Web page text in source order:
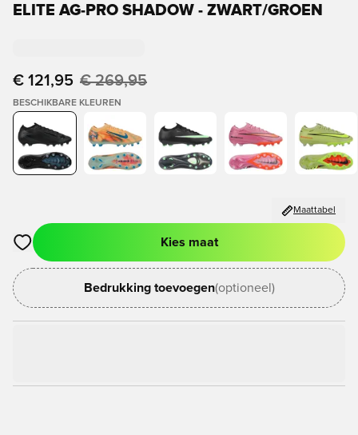
ELITE AG-PRO SHADOW - ZWART/GROEN
€ 121,95 € 269,95
BESCHIKBARE KLEUREN
Maattabel
Opent een venster om in te loggen of je aan te melden als lid
Kies maat
Bedrukking toevoegen(optioneel)